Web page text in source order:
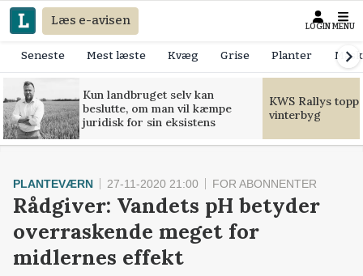
Læs e-avisen LOGIN MENU
Seneste Mest læste Kvæg Grise Planter
Kun landbruget selv kan
beslutte, om man vil kæmpe
juridisk for sin eksistens
KWS Rallys
vinterbyg
PLANTEVÆRN 27-11-2020 21:00 FOR ABONNENTER
Rådgiver: Vandets pH betyder
overraskende meget for
midlernes effekt